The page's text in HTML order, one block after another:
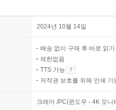
2024년 10월 14일
배송 없이 구매 후 바로 읽기
제한없음
TTS 가능
저작권 보호를 위해 인쇄 기
크레마 /PC(윈도우 - 4K 모